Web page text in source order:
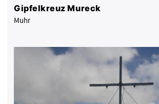
Gipfelkreuz Mureck
Muhr